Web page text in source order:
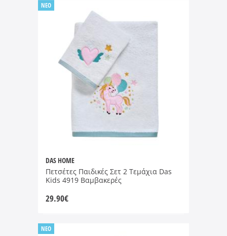
DAS HOME
Πετσέτες Παιδικές Σετ 2 Τεμάχια Das
Kids 4919 Βαμβακερές
29.90€
NEO
NEO